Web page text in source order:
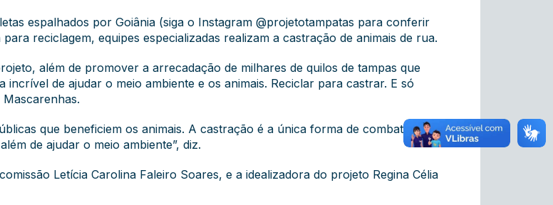
espalhados por Goiânia (siga o Instagram @projetotampatas para conferir
reciclagem, equipes especializadas realizam a castração de animais de rua.
além de promover a arrecadação de milhares de quilos de tampas que
de ajudar o meio ambiente e os animais. Reciclar para castrar. E só
que beneficiem os animais. A castração é a única forma de combate ao
de ajudar o meio ambiente”, diz.
Letícia Carolina Faleiro Soares, e a idealizadora do projeto Regina Célia